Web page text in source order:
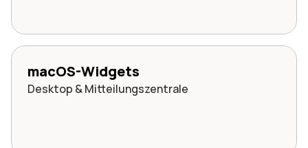
macOS-Widgets
Desktop & Mitteilungszentrale